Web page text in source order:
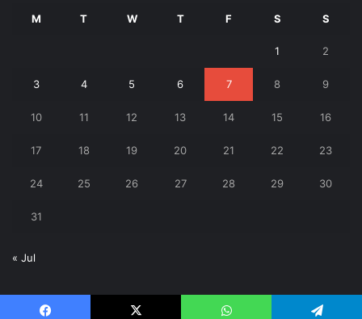
M T W T F S S
1 2
3 4 5 6 7 8 9
10 11 12 13 14 15 16
17 18 19 20 21 22 23
24 25 26 27 28 29 30
31
« Jul